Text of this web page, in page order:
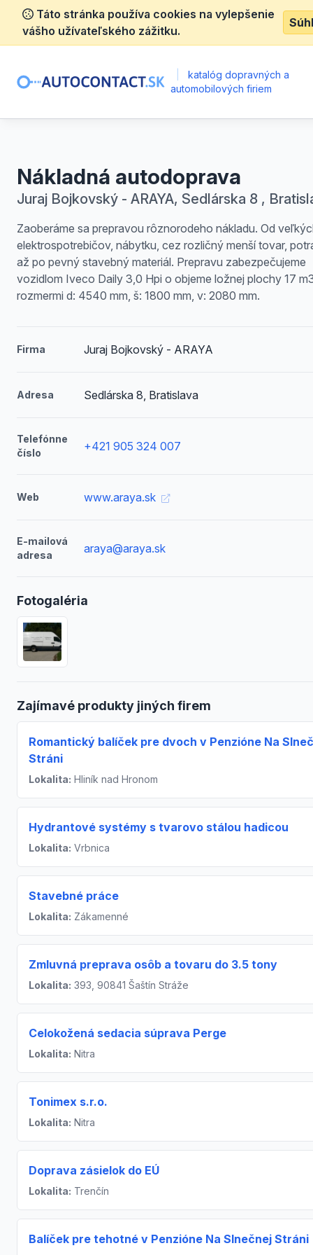
Táto stránka používa cookies na vylepšenie
vášho užívateľského zážitku.
katalóg dopravných a
automobilových firiem
Nákladná autodoprava
Juraj Bojkovský - ARAYA, Sedlárska 8 ,
Zaoberáme sa prepravou rôznorodeho nákladu. Od
elektrospotrebičov, nábytku, cez rozličný menší tovar,
až po pevný stavebný materiál. Prepravu zabezpečujeme
vozidlom Iveco Daily 3,0 Hpi o objeme ložnej plochy 17
rozmermi d: 4540 mm, š: 1800 mm, v: 2080 mm.
Firma Juraj Bojkovský - ARAYA
Adresa Sedlárska 8, Bratislava
Telefónne
číslo
+421 905 324 007
Web www.araya.sk
E-mailová
adresa
araya@araya.sk
Fotogaléria
Zajímavé produkty jiných firem
Romantický balíček pre dvoch v Penzióne Na
Stráni
Lokalita: Hliník nad Hronom
Hydrantové systémy s tvarovo stálou hadicou
Lokalita: Vrbnica
Stavebné práce
Lokalita: Zákamenné
Zmluvná preprava osôb a tovaru do 3.5 tony
Lokalita: 393, 90841 Šaštín Stráže
Celokožená sedacia súprava Perge
Lokalita: Nitra
Tonimex s.r.o.
Lokalita: Nitra
Doprava zásielok do EÚ
Lokalita: Trenčín
Balíček pre tehotné v Penzióne Na Slnečnej Stráni